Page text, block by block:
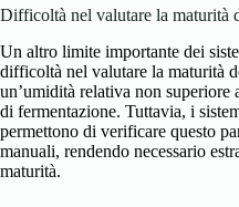
Difficoltà nel valutare la maturità
Un altro limite importante dei
difficoltà nel valutare la maturità
un’umidità relativa non superiore
di fermentazione. Tuttavia, i
permettono di verificare questo
manuali, rendendo necessario
maturità.